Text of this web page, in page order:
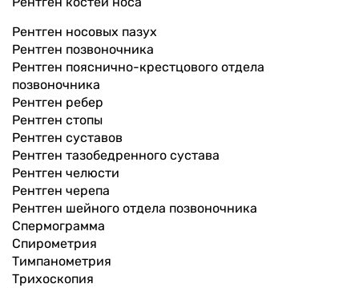
Рентген носовых пазух
Рентген позвоночника
Рентген пояснично-крестцового отдела
позвоночника
Рентген ребер
Рентген стопы
Рентген суставов
Рентген тазобедренного сустава
Рентген челюсти
Рентген черепа
Рентген шейного отдела позвоночника
Спермограмма
Спирометрия
Тимпанометрия
Трихоскопия